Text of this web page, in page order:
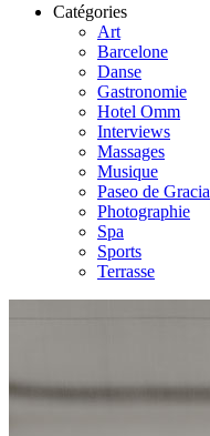
Catégories
Art
Barcelone
Danse
Gastronomie
Hotel Omm
Interviews
Massages
Musique
Paseo de Gracia
Photographie
Spa
Sports
Terrasse